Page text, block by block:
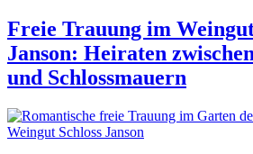
Freie Trauung im
Janson: Heiraten
und Schlossmauern